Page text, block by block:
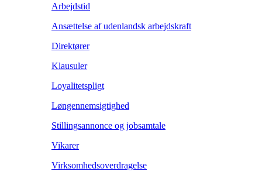
Arbejdstid
Ansættelse af udenlandsk arbejdskraft
Direktører
Klausuler
Loyalitetspligt
Løngennemsigtighed
Stillingsannonce og jobsamtale
Vikarer
Virksomhedsoverdragelse